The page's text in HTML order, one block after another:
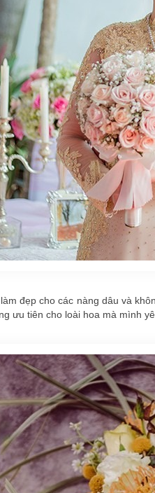
đẹp cho các nàng dâu và
ưu tiên cho loài hoa mà mình